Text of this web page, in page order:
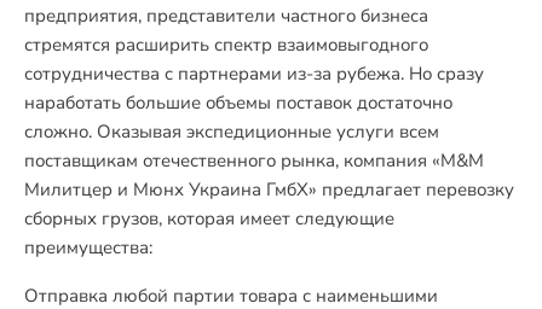
предприятия, представители частного бизнеса
стремятся расширить спектр взаимовыгодного
сотрудничества с партнерами из-за рубежа. Но сразу
наработать большие объемы поставок достаточно
сложно. Оказывая экспедиционные услуги всем
поставщикам отечественного рынка, компания «М&М
Милитцер и Мюнх Украина ГмбХ» предлагает перевозку
сборных грузов, которая имеет следующие
преимущества:
Отправка любой партии товара с наименьшими